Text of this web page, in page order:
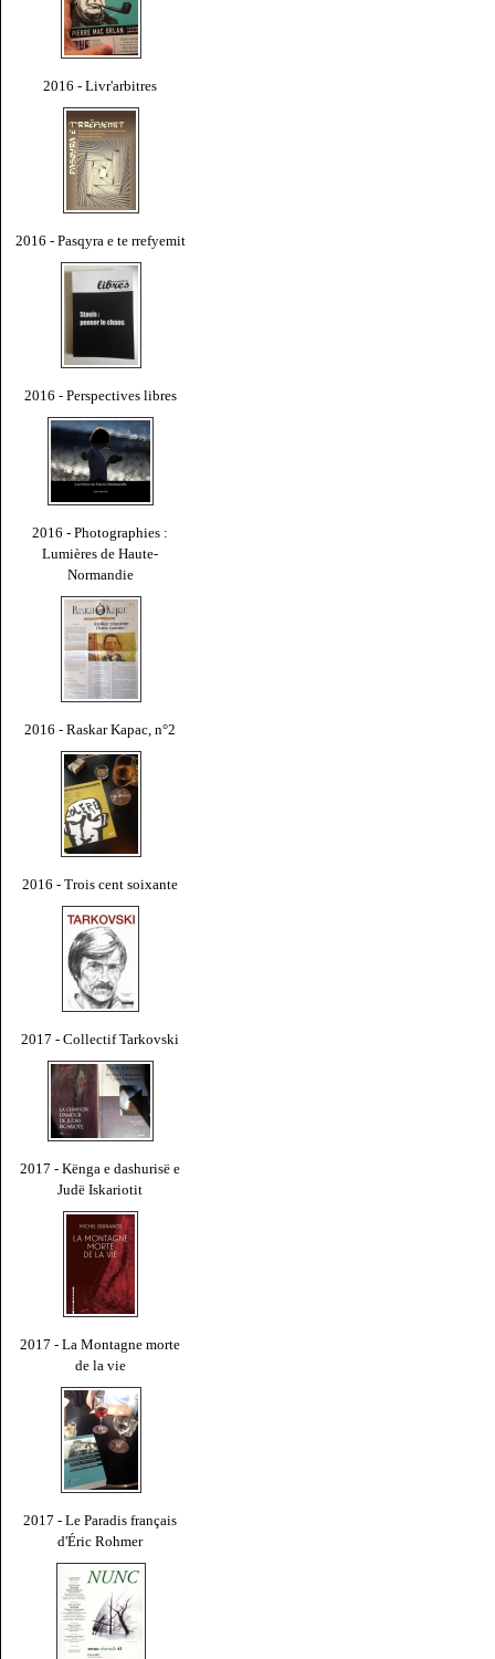
2016 - Livr'arbitres
2016 - Pasqyra e te rrefyemit
2016 - Perspectives libres
2016 - Photographies :
Lumières de Haute-
Normandie
2016 - Raskar Kapac, n°2
2016 - Trois cent soixante
2017 - Collectif Tarkovski
2017 - Kënga e dashurisë e
Judë Iskariotit
2017 - La Montagne morte
de la vie
2017 - Le Paradis français
d'Éric Rohmer